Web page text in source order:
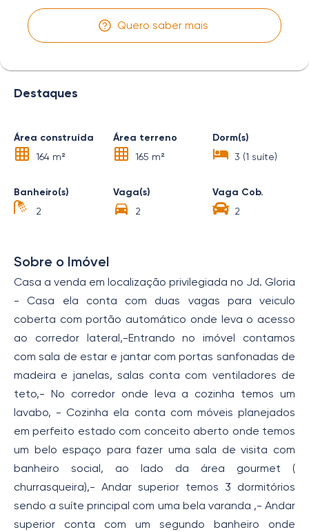
Quero saber mais
Destaques
Área construída
164 m²
Área terreno
165 m²
Dorm(s)
3 (1 suíte)
Banheiro(s)
2
Vaga(s)
2
Vaga Cob.
2
Sobre o Imóvel
Casa a venda em localização privilegiada no Jd. Gloria
- Casa ela conta com duas vagas para veiculo
coberta com portão automático onde leva o acesso
ao corredor lateral,-Entrando no imóvel contamos
com sala de estar e jantar com portas sanfonadas de
madeira e janelas, salas conta com ventiladores de
teto,- No corredor onde leva a cozinha temos um
lavabo, - Cozinha ela conta com móveis planejados
em perfeito estado com conceito aberto onde temos
um belo espaço para fazer uma sala de visita com
banheiro social, ao lado da área gourmet (
churrasqueira),- Andar superior temos 3 dormitórios
sendo a suíte principal com uma bela varanda ,- Andar
superior conta com um segundo banheiro onde